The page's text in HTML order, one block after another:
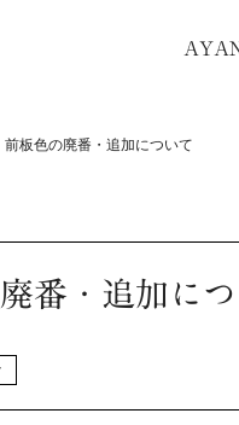
前板色の廃番・追加について
番・追加に